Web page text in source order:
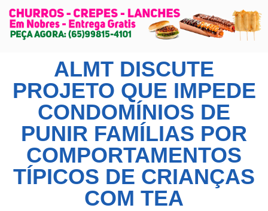
ALMT DISCUTE
PROJETO QUE IMPEDE
CONDOMÍNIOS DE
PUNIR FAMÍLIAS POR
COMPORTAMENTOS
TÍPICOS DE CRIANÇAS
COM TEA